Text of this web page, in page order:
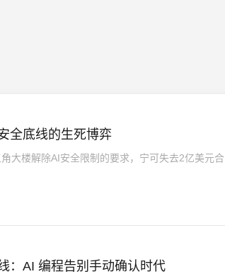
全底线的生死博弈
大楼解除AI安全限制的要求，宁可失去2亿美元合
：AI 编程告别手动确认时代